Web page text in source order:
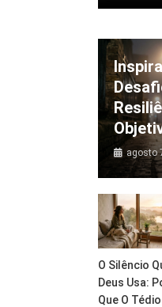
agosto
O Silêncio
Deus Usa:
Que O Tédio